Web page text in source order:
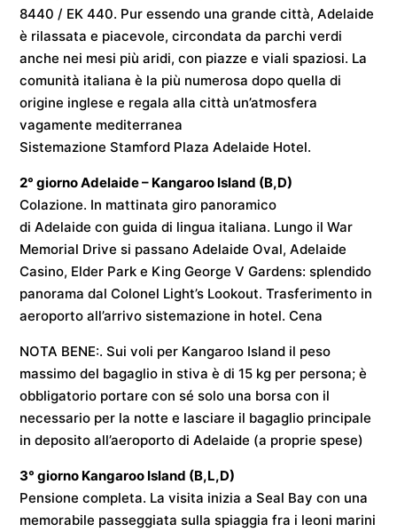
8440 / EK 440. Pur essendo una grande città, Adelaide
è rilassata e piacevole, circondata da parchi verdi
anche nei mesi più aridi, con piazze e viali spaziosi. La
comunità italiana è la più numerosa dopo quella di
origine inglese e regala alla città un’atmosfera
vagamente mediterranea
SistemazioneStamford Plaza Adelaide Hotel.
2° giornoAdelaide – Kangaroo Island (B,D)
Colazione. In mattinata giro panoramico
diAdelaide con guida di lingua italiana. Lungo il War
Memorial Drive si passano Adelaide Oval, Adelaide
Casino, Elder Park e King George V Gardens: splendido
panorama dal Colonel Light’s Lookout. Trasferimento in
aeroporto all’arrivo sistemazione in hotel. Cena
NOTA BENE:. Sui voli per Kangaroo Island il peso
massimo del bagaglio in stiva è di 15 kg per persona; è
obbligatorio portare con sé solo una borsa con il
necessario per la notte e lasciare il bagaglio principale
in deposito all’aeroporto di Adelaide (a proprie spese)
3° giorno Kangaroo Island (B,L,D)
Pensione completa. La visita inizia a Seal Bay con una
memorabile passeggiata sulla spiaggia fra i leoni marini